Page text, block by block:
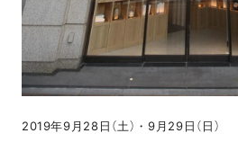
2019年9月28日（土）・9月29日（日）